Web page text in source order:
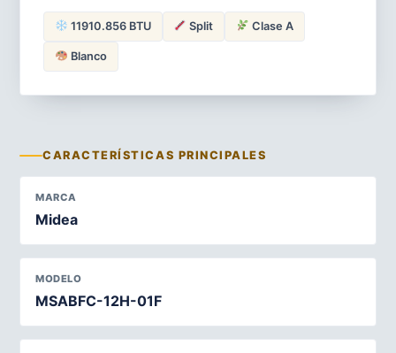
11910.856 BTU Split Clase A
Blanco
CARACTERÍSTICAS PRINCIPALES
MARCA
Midea
MODELO
MSABFC-12H-01F